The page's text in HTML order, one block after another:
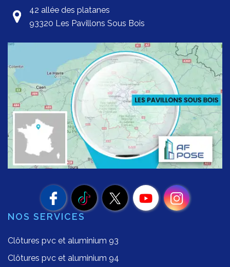
42 allée des platanes
93320 Les Pavillons Sous Bois
NOS SERVICES
Clôtures pvc et aluminium 93
Clôtures pvc et aluminium 94